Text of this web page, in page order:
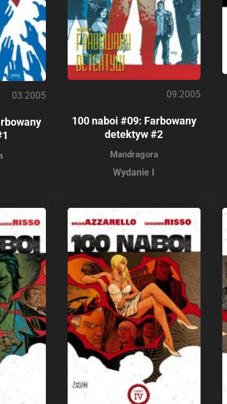
03.2005 09.2005
100 naboi #09: Farbowany
detektyw #2
Mandragora
Wydanie I